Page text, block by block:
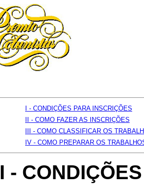
I - CONDIÇÕES PARA INSCRIÇÕES
II - COMO FAZER AS INSCRIÇÕES
III - COMO CLASSIFICAR OS
IV - COMO PREPARAR OS
I -